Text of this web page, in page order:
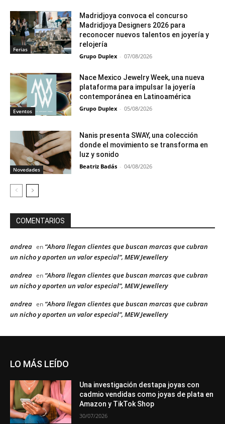
Ferias
Madridjoya convoca el concurso
Madridjoya Designers 2026 para
reconocer nuevos talentos en joyería y
relojería
Grupo Duplex - 07/08/2026
Eventos
Nace Mexico Jewelry Week, una nueva
plataforma para impulsar la joyería
contemporánea en Latinoamérica
Grupo Duplex - 05/08/2026
Novedades
Nanis presenta SWAY, una colección
donde el movimiento se transforma en
luz y sonido
Beatriz Badás - 04/08/2026
COMENTARIOS
andrea en “Ahora llegan clientes que buscan marcas que cubran
un nicho y aporten un valor especial”, MEW Jewellery
andrea en “Ahora llegan clientes que buscan marcas que cubran
un nicho y aporten un valor especial”, MEW Jewellery
andrea en “Ahora llegan clientes que buscan marcas que cubran
un nicho y aporten un valor especial”, MEW Jewellery
LO MÁS LEÍDO
Una investigación destapa joyas con
cadmio vendidas como joyas de plata en
Amazon y TikTok Shop
30/07/2026